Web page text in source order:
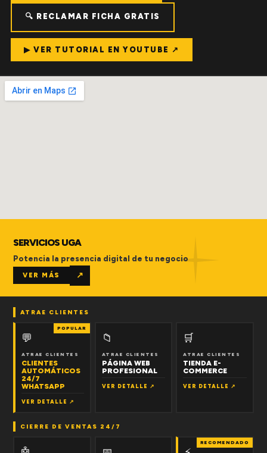
🔍 RECLAMAR FICHA GRATIS
▶ VER TUTORIAL EN YOUTUBE ↗
SERVICIOS UGA
Potencia la presencia digital de tu negocio
VER MÁS ↗
ATRAE CLIENTES
POPULAR
💬
ATRAE CLIENTES
CLIENTES
AUTOMÁTICOS
24/7
WHATSAPP
VER DETALLE ↗
📁
ATRAE CLIENTES
PÁGINA WEB
PROFESIONAL
VER DETALLE ↗
🛒
ATRAE CLIENTES
TIENDA E-
COMMERCE
VER DETALLE ↗
CIERRE DE VENTAS 24/7
RECOMENDADO